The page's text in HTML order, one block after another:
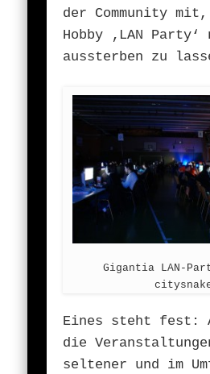
der Community mit,
Hobby ‚LAN
aussterben zu
Gigantia LAN-
Eines steht fest:
die
seltener und im